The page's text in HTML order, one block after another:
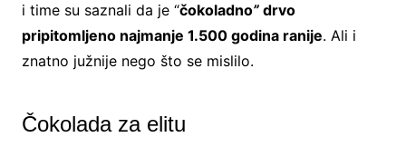
i time su saznali da je “čokoladno” drvo
pripitomljeno najmanje 1.500 godina ranije. Ali i
znatno južnije nego što se mislilo.
Čokolada za elitu